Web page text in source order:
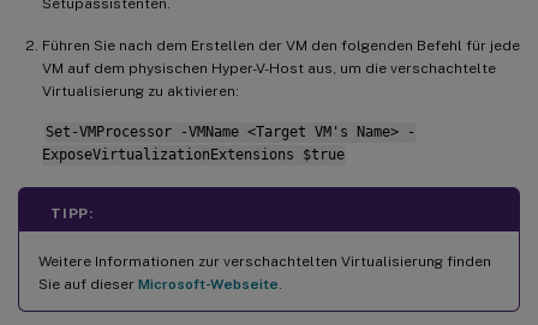
Führen Sie nach dem Erstellen der VM den folgenden Befehl für jede
VM auf dem physischen Hyper-V-Host aus, um die verschachtelte
Virtualisierung zu aktivieren:
Set-VMProcessor -VMName <Target VM's Name> -
ExposeVirtualizationExtensions $true
TIPP:
Weitere Informationen zur verschachtelten Virtualisierung finden
Sie auf dieser Microsoft-Webseite